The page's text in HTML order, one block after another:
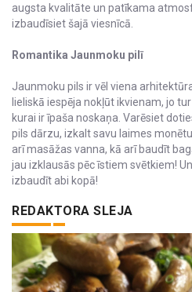
augsta kvalitāte un patīkama
izbaudīsiet šajā viesnīcā.
Romantika Jaunmoku pilī
Jaunmoku pils ir vēl viena
lieliskā iespēja nokļūt ikvienam, jo
kurai ir īpaša noskaņa. Varēsiet
pils dārzu, izkalt savu laimes
arī masāžas vanna, kā arī baudīt
jau izklausās pēc īstiem svētkiem!
izbaudīt abi kopā!
REDAKTORA SLEJA